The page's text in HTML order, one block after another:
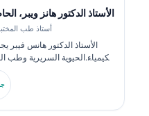
الأستاذ الدكتور هانز ويبر،
أستاذ طب
الكيمياء الحيوية السريرية
الحيوية. بصفته الرئيس
السريرية، يتخصص في
المؤشرات الحيوية،